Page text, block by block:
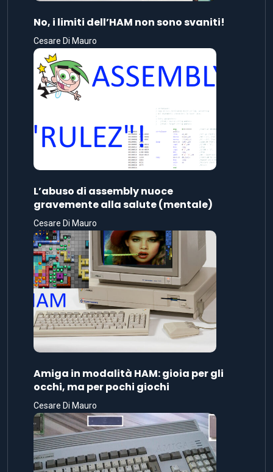
No, i limiti dell’HAM non sono svaniti!
Cesare Di Mauro
L’abuso di assembly nuoce
gravemente alla salute (mentale)
Cesare Di Mauro
Amiga in modalità HAM: gioia per gli
occhi, ma per pochi giochi
Cesare Di Mauro